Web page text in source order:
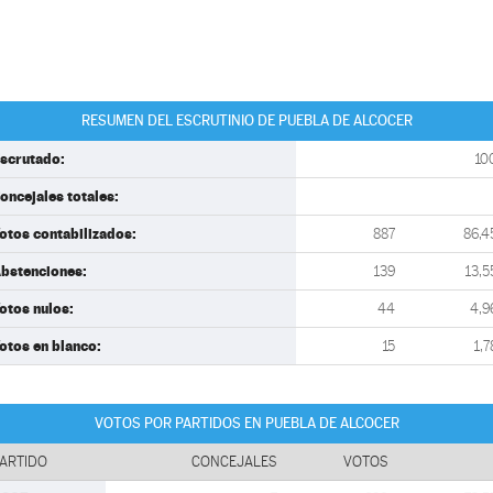
RESUMEN DEL ESCRUTINIO DE PUEBLA DE ALCOCER
totales:
contabilizados: 887
139
nulos: 44
en blanco: 15
VOTOS POR PARTIDOS EN PUEBLA DE ALCOCER
CONCEJALES VOTOS